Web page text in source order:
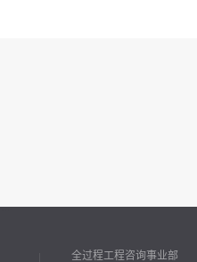
全过程工程咨询事业部